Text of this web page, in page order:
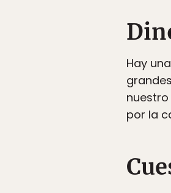
Hay
por la